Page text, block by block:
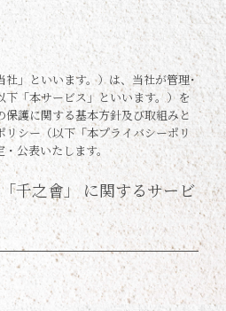
社」といいます。）は、当社が管理･
下「本サービス」といいます。）を
保護に関する基本方針及び取組みと
リシー（以下「本プライバシーポリ
公表いたします。
千之會」 に関するサービ